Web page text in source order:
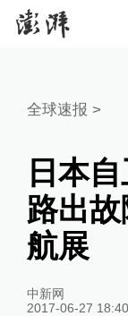
全球速报 >
日本
路出
航展
中新网
2017-06-27 18:40